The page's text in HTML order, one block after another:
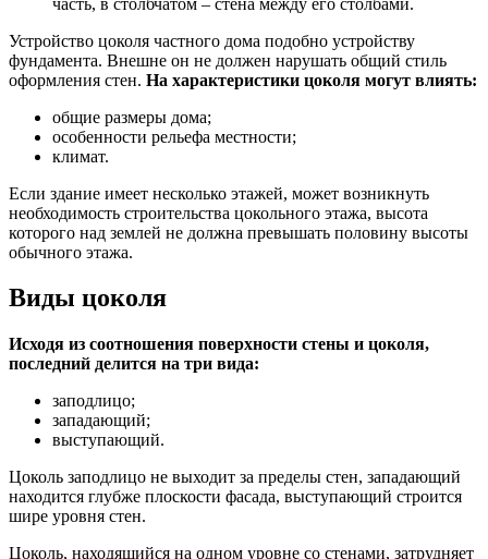
Устройство цоколя частного дома подобно устройству
фундамента. Внешне он не должен нарушать общий стиль
оформления стен. На характеристики цоколя могут влиять:
общие размеры дома;
особенности рельефа местности;
климат.
Если здание имеет несколько этажей, может возникнуть
необходимость строительства цокольного этажа, высота
которого над землей не должна превышать половину высоты
обычного этажа.
Виды цоколя
Исходя из соотношения поверхности стены и цоколя,
последний делится на три вида:
заподлицо;
западающий;
выступающий.
Цоколь заподлицо не выходит за пределы стен, западающий
находится глубже плоскости фасада, выступающий строится
шире уровня стен.
Цоколь, находящийся на одном уровне со стенами, затрудняет